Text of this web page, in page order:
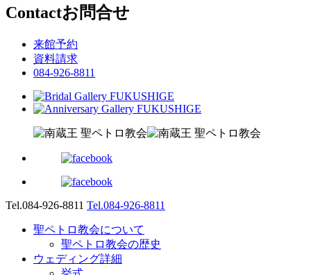
Contactお問合せ
来館予約
資料請求
084-926-8811
Tel.084-926-8811 Tel.084-926-8811
聖ペトロ教会について
聖ペトロ教会の歴史
ウェディング詳細